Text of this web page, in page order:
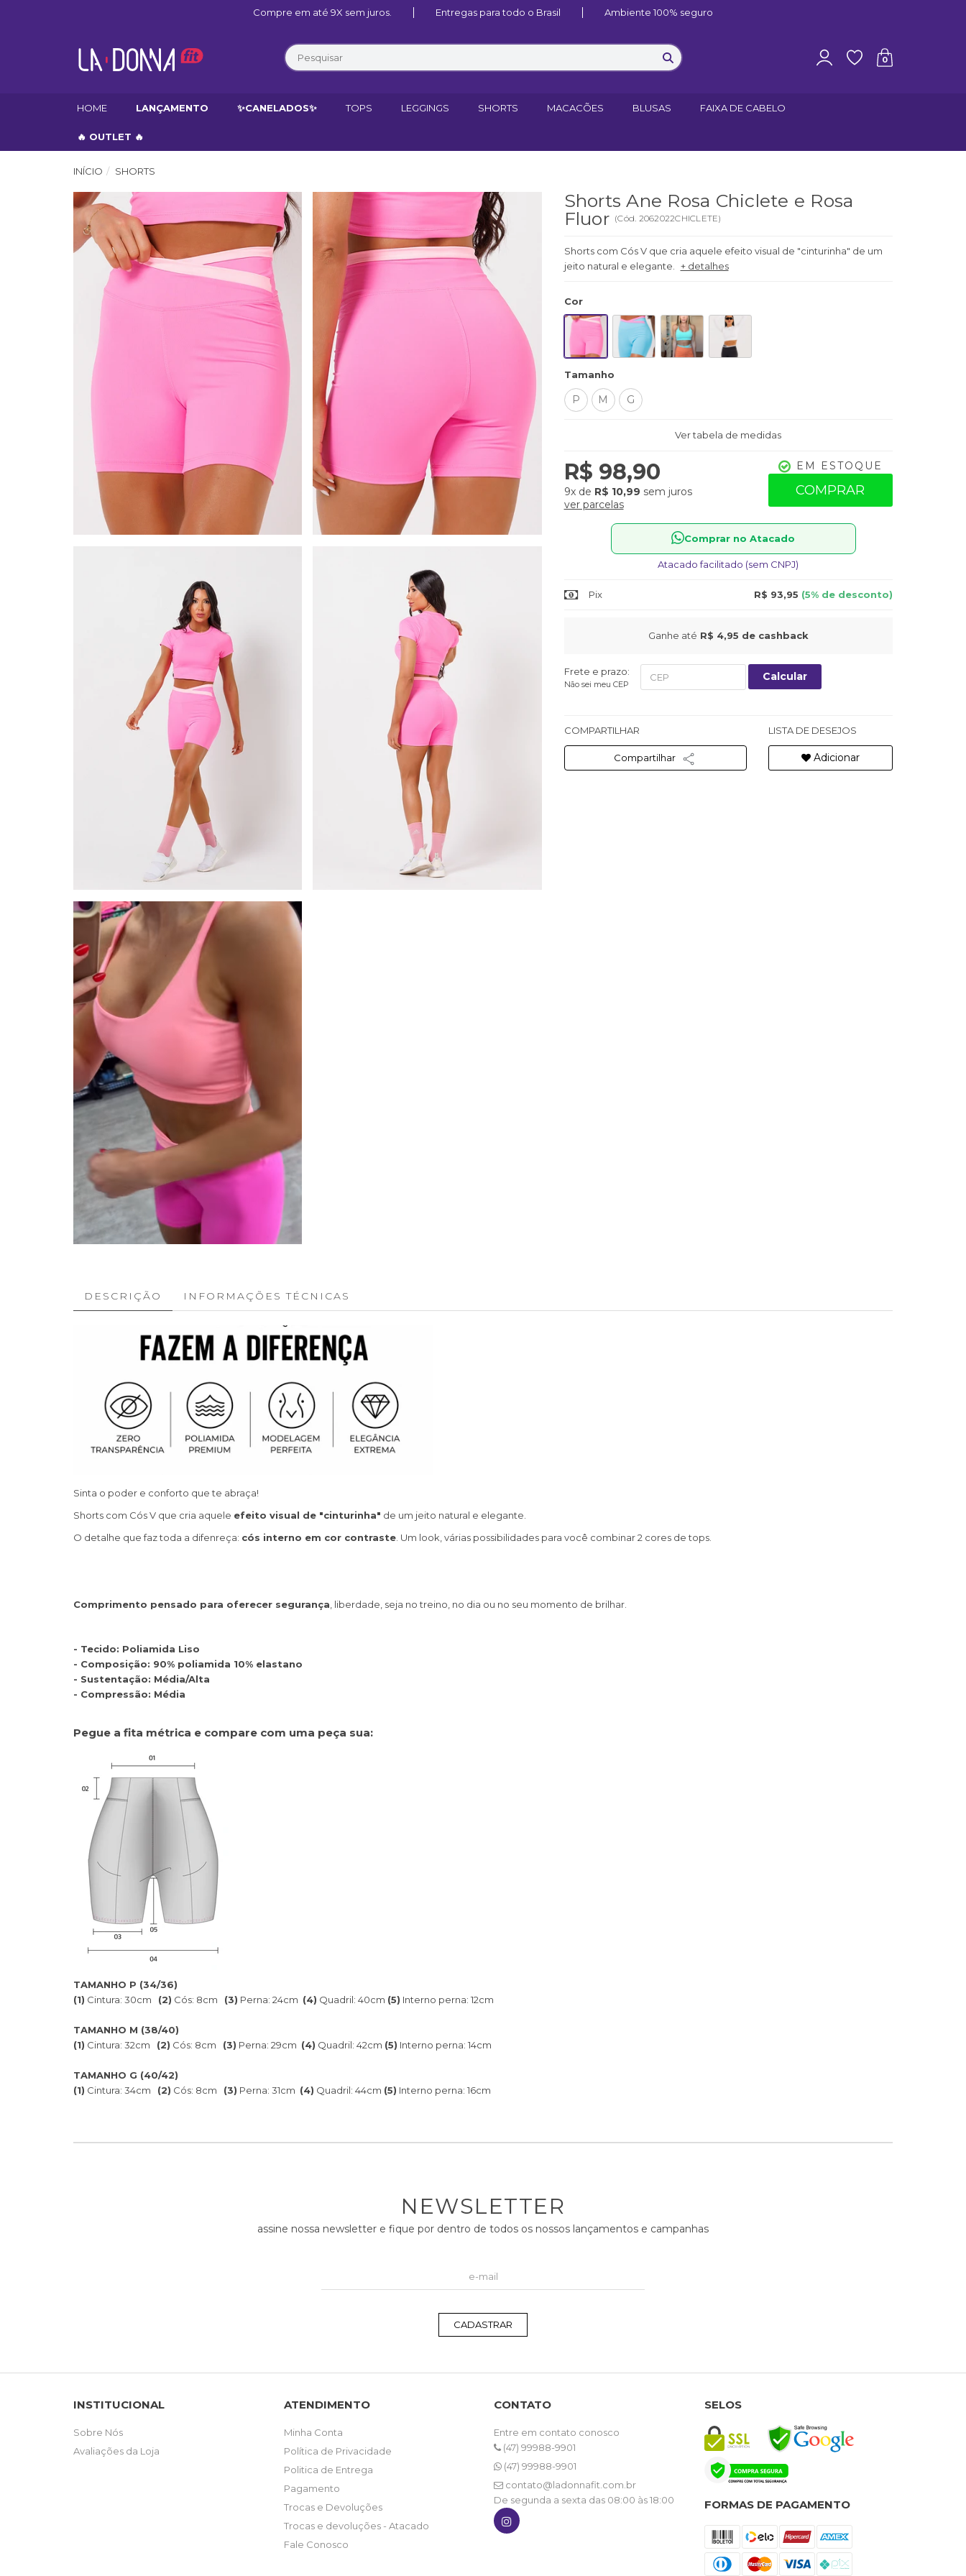
Compre em até 9X sem juros. Entregas para todo o Brasil Ambiente 100% seguro
0
HOME LANÇAMENTO ✨CANELADOS✨ TOPS LEGGINGS SHORTS MACACÕES BLUSAS FAIXA DE CABELO
🔥 OUTLET 🔥
INÍCIO SHORTS
Shorts Ane Rosa Chiclete e Rosa
Fluor (Cód. 2062022CHICLETE)
Shorts com Cós V que cria aquele efeito visual de "cinturinha" de um
jeito natural e elegante.
+ detalhes
Cor
Tamanho
P M G
Ver tabela de medidas
R$ 98,90
9xde R$ 10,99 sem juros
ver parcelas
EM ESTOQUE
COMPRAR
Comprar no Atacado
Atacado facilitado (sem CNPJ)
Pix R$ 93,95 (5% de desconto)
Ganhe até R$ 4,95 de cashback
Frete e prazo:
Não sei meu CEP
Calcular
COMPARTILHAR
Compartilhar
LISTA DE DESEJOS
Adicionar
DESCRIÇÃO INFORMAÇÕES TÉCNICAS
Sinta o poder e conforto que te abraça!
Shorts com Cós V que cria aquele efeito visual de "cinturinha" de um jeito natural e elegante.
O detalhe que faz toda a difenreça: cós interno em cor contraste . Um look, várias possibilidades para você combinar 2 cores de tops.
Comprimento pensado para oferecer segurança , liberdade, seja no treino, no dia ou no seu momento de brilhar.
- Tecido: Poliamida Liso
- Composição: 90% poliamida 10% elastano
- Sustentação: Média/Alta
- Compressão: Média
Pegue a fita métrica e compare com uma peça sua:
TAMANHO P (34/36)
(1) Cintura: 30cm (2) Cós: 8cm (3) Perna: 24cm (4) Quadril: 40cm (5) Interno perna: 12cm
TAMANHO M (38/40)
(1) Cintura: 32cm (2) Cós: 8cm (3) Perna: 29cm (4) Quadril: 42cm (5) Interno perna: 14cm
TAMANHO G (40/42)
(1) Cintura: 34cm (2) Cós: 8cm (3) Perna: 31cm (4) Quadril: 44cm (5) Interno perna: 16cm
NEWSLETTER
assine nossa newsletter e fique por dentro de todos os nossos lançamentos e campanhas
CADASTRAR
INSTITUCIONAL
Sobre Nós
Avaliações da Loja
ATENDIMENTO
Minha Conta
Política de Privacidade
Politica de Entrega
Pagamento
Trocas e Devoluções
Trocas e devoluções - Atacado
Fale Conosco
CONTATO
Entre em contato conosco
(47) 99988-9901
(47) 99988-9901
contato@ladonnafit.com.br
De segunda a sexta das 08:00 às 18:00
SELOS
FORMAS DE PAGAMENTO